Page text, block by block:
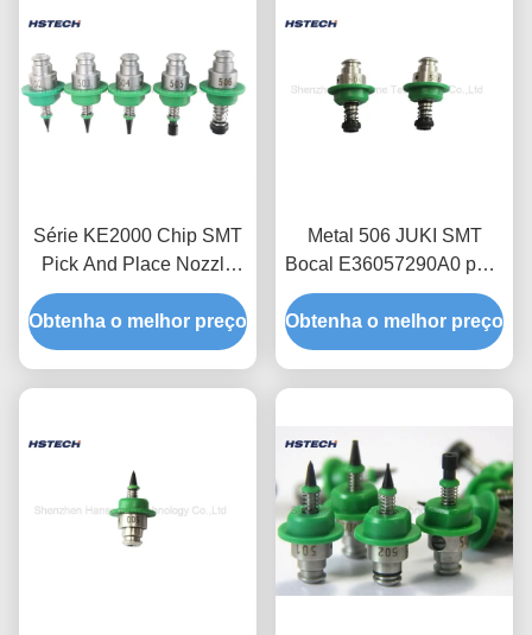
Série KE2000 Chip SMT
Pick And Place Nozzle
JUKI 502 503 504 505
Obtenha o melhor preço
Metal 506 JUKI SMT
Bocal E36057290A0 para
componentes SMD de
sucção
Obtenha o melhor preço